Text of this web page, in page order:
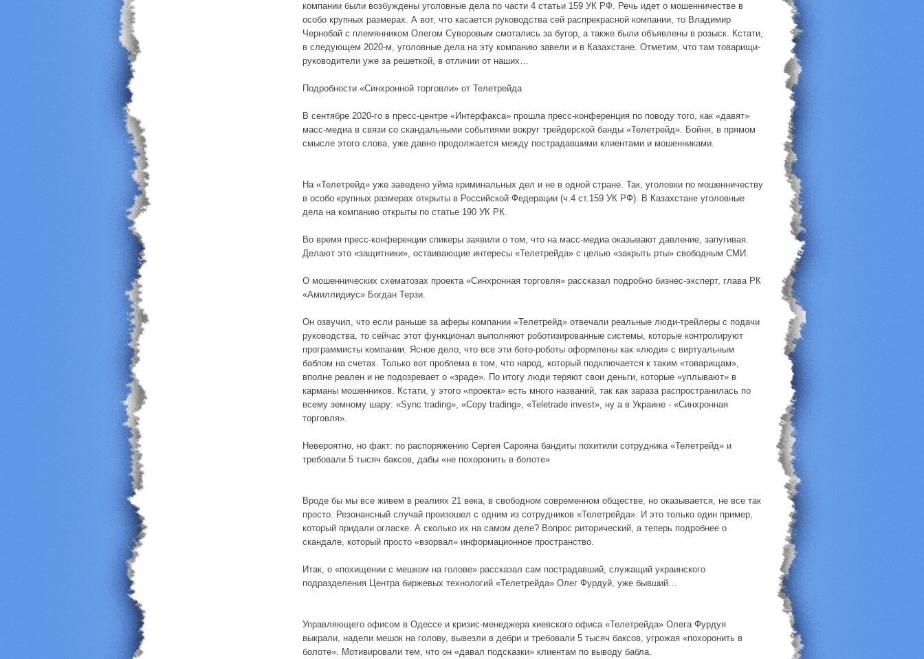
компании были возбуждены уголовные дела по части 4 статьи 159 УК РФ. Речь идет о мошенничестве в
особо крупных размерах. А вот, что касается руководства сей распрекрасной компании, то Владимир
Чернобай с племянником Олегом Суворовым смотались за бугор, а также были объявлены в розыск. Кстати,
в следующем 2020-м, уголовные дела на эту компанию завели и в Казахстане. Отметим, что там товарищи-
руководители уже за решеткой, в отличии от наших…
Подробности «Синхронной торговли» от Телетрейда
В сентябре 2020-го в пресс-центре «Интерфакса» прошла пресс-конференция по поводу того, как «давят»
масс-медиа в связи со скандальными событиями вокруг трейдерской банды «Телетрейд». Бойня, в прямом
смысле этого слова, уже давно продолжается между пострадавшими клиентами и мошенниками.
На «Телетрейд» уже заведено уйма криминальных дел и не в одной стране. Так, уголовки по мошенничеству
в особо крупных размерах открыты в Российской Федерации (ч.4 ст.159 УК РФ). В Казахстане уголовные
дела на компанию открыты по статье 190 УК РК.
Во время пресс-конференции спикеры заявили о том, что на масс-медиа оказывают давление, запугивая.
Делают это «защитники», остаивающие интересы «Телетрейда» с целью «закрыть рты» свободным СМИ.
О мошеннических схематозах проекта «Синхронная торговля» рассказал подробно бизнес-эксперт, глава РК
«Амиллидиус» Богдан Терзи.
Он озвучил, что если раньше за аферы компании «Телетрейд» отвечали реальные люди-трейлеры с подачи
руководства, то сейчас этот функционал выполняют роботизированные системы, которые контролируют
программисты компании. Ясное дело, что все эти бото-роботы оформлены как «люди» с виртуальным
баблом на счетах. Только вот проблема в том, что народ, который подключается к таким «товарищам»,
вполне реален и не подозревает о «зраде». По итогу люди теряют свои деньги, которые «уплывают» в
карманы мошенников. Кстати, у этого «проекта» есть много названий, так как зараза распространилась по
всему земному шару: «Sync trading», «Copy trading», «Teletrade invest», ну а в Украине - «Синхронная
торговля».
Невероятно, но факт: по распоряжению Сергея Сарояна бандиты похитили сотрудника «Телетрейд» и
требовали 5 тысяч баксов, дабы «не похоронить в болоте»
Вроде бы мы все живем в реалиях 21 века, в свободном современном обществе, но оказывается, не все так
просто. Резонансный случай произошел с одним из сотрудников «Телетрейда». И это только один пример,
который придали огласке. А сколько их на самом деле? Вопрос риторический, а теперь подробнее о
скандале, который просто «взорвал» информационное пространство.
Итак, о «похищении с мешком на голове» рассказал сам пострадавший, служащий украинского
подразделения Центра биржевых технологий «Телетрейда» Олег Фурдуй, уже бывший…
Управляющего офисом в Одессе и кризис-менеджера киевского офиса «Телетрейда» Олега Фурдуя
выкрали, надели мешок на голову, вывезли в дебри и требовали 5 тысяч баксов, угрожая «похоронить в
болоте». Мотивировали тем, что он «давал подсказки» клиентам по выводу бабла.